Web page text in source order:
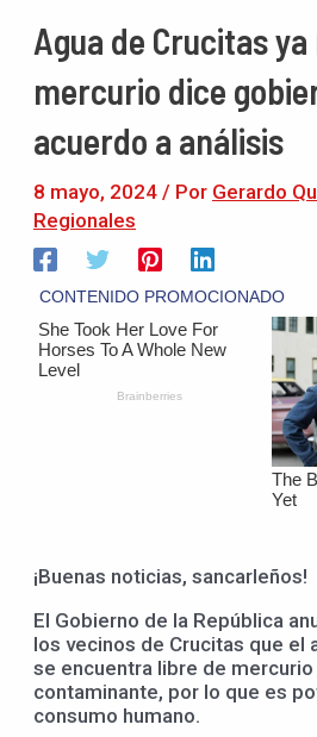
Agua de Crucitas
mercurio dice
acuerdo a análisis
8 mayo, 2024 / Por Gerardo
Regionales
¡Buenas noticias, sancarleños!
El Gobierno de la República
los vecinos de Crucitas que el
se encuentra libre de
contaminante, por lo que es
consumo humano.